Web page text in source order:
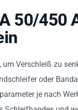
50/450
Verschleiß zu
oder
je nach
und